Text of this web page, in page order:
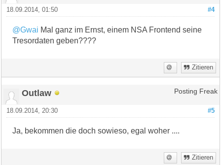
#4
18.09.2014, 01:50
@Gwai Mal ganz im Ernst, einem NSA Frontend seine
Tresordaten geben????
Zitieren
Outlaw Posting Freak
#5
18.09.2014, 20:30
Ja, bekommen die doch sowieso, egal woher ....
Zitieren